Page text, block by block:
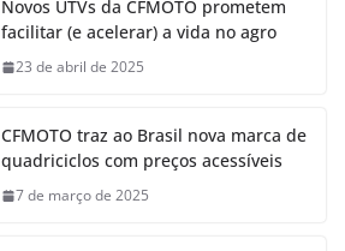
Novos UTVs da CFMOTO prometem
facilitar (e acelerar) a vida no agro
23 de abril de 2025
CFMOTO traz ao Brasil nova marca de
quadriciclos com preços acessíveis
7 de março de 2025